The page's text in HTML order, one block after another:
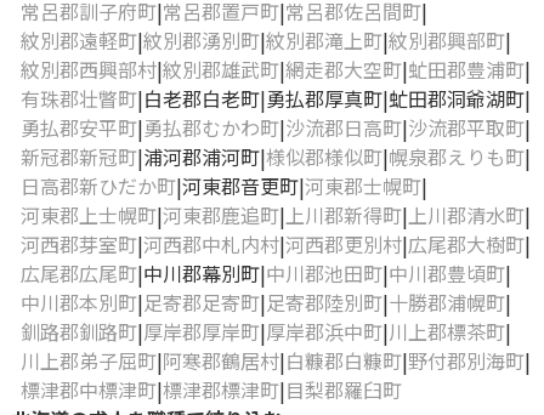
常呂郡訓子府町 常呂郡置戸町 常呂郡佐呂間町
紋別郡遠軽町 紋別郡湧別町 紋別郡滝上町 紋別郡興部町
紋別郡西興部村 紋別郡雄武町 網走郡大空町 虻田郡豊浦町
有珠郡壮瞥町 白老郡白老町 勇払郡厚真町 虻田郡洞爺湖町
勇払郡安平町 勇払郡むかわ町 沙流郡日高町 沙流郡平取町
新冠郡新冠町 浦河郡浦河町 様似郡様似町 幌泉郡えりも町
日高郡新ひだか町 河東郡音更町 河東郡士幌町
河東郡上士幌町 河東郡鹿追町 上川郡新得町 上川郡清水町
河西郡芽室町 河西郡中札内村 河西郡更別村 広尾郡大樹町
広尾郡広尾町 中川郡幕別町 中川郡池田町 中川郡豊頃町
中川郡本別町 足寄郡足寄町 足寄郡陸別町 十勝郡浦幌町
釧路郡釧路町 厚岸郡厚岸町 厚岸郡浜中町 川上郡標茶町
川上郡弟子屈町 阿寒郡鶴居村 白糠郡白糠町 野付郡別海町
標津郡中標津町 標津郡標津町 目梨郡羅臼町